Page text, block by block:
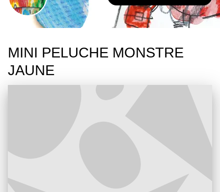
MINI PELUCHE MONSTRE
JAUNE